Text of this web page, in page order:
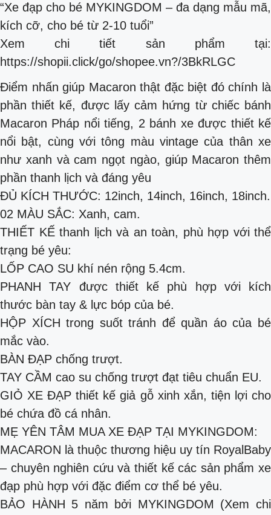
“Xe đạp cho bé MYKINGDOM – đa dạng mẫu mã,
kích cỡ, cho bé từ 2-10 tuổi”
Xem chi tiết sản phẩm tại:
https://shopii.click/go/shopee.vn?/3BkRLGC
Điểm nhấn giúp Macaron thật đặc biệt đó chính là
phần thiết kế, được lấy cảm hứng từ chiếc bánh
Macaron Pháp nổi tiếng, 2 bánh xe được thiết kế
nổi bật, cùng với tông màu vintage của thân xe
như xanh và cam ngọt ngào, giúp Macaron thêm
phần thanh lịch và đáng yêu
ĐỦ KÍCH THƯỚC: 12inch, 14inch, 16inch, 18inch.
02 MÀU SẮC: Xanh, cam.
THIẾT KẾ thanh lịch và an toàn, phù hợp với thể
trạng bé yêu:
LỐP CAO SU khí nén rộng 5.4cm.
PHANH TAY được thiết kế phù hợp với kích
thước bàn tay & lực bóp của bé.
HỘP XÍCH trong suốt tránh để quần áo của bé
mắc vào.
BÀN ĐẠP chống trượt.
TAY CẦM cao su chống trượt đạt tiêu chuẩn EU.
GIỎ XE ĐẠP thiết kế giả gỗ xinh xắn, tiện lợi cho
bé chứa đồ cá nhân.
MẸ YÊN TÂM MUA XE ĐẠP TẠI MYKINGDOM:
MACARON là thuộc thương hiệu uy tín RoyalBaby
– chuyên nghiên cứu và thiết kế các sản phẩm xe
đạp phù hợp với đặc điểm cơ thể bé yêu.
BẢO HÀNH 5 năm bởi MYKINGDOM (Xem chi